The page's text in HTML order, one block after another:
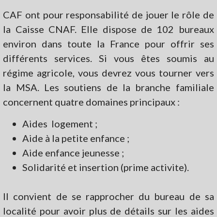
CAF ont pour responsabilité de jouer le rôle de
la Caisse CNAF. Elle dispose de 102 bureaux
environ dans toute la France pour offrir ses
différents services. Si vous êtes soumis au
régime agricole, vous devrez vous tourner vers
la MSA. Les soutiens de la branche familiale
concernent quatre domaines principaux :
Aides logement ;
Aide à la petite enfance ;
Aide enfance jeunesse ;
Solidarité et insertion (prime activite).
Il convient de se rapprocher du bureau de sa
localité pour avoir plus de détails sur les aides